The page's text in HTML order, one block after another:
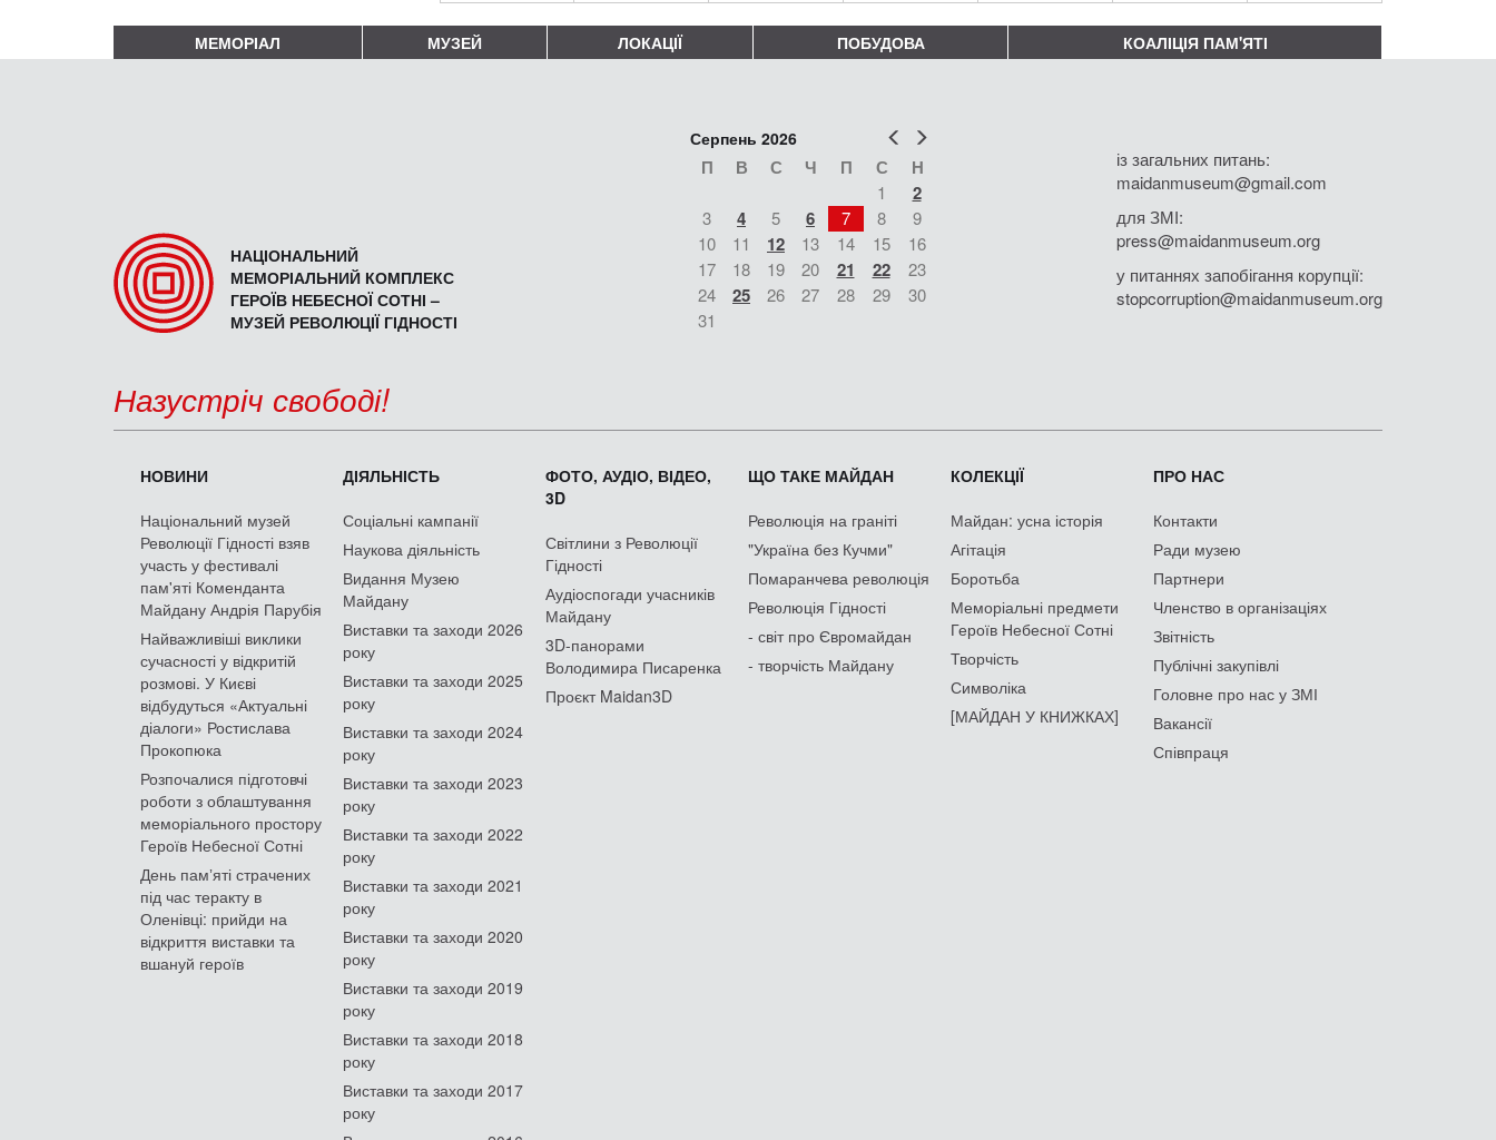
МЕМОРІАЛ МУЗЕЙ ЛОКАЦІЇ ПОБУДОВА КОАЛІЦІЯ ПАМ'ЯТІ
НАЦІОНАЛЬНИЙ
МЕМОРІАЛЬНИЙ КОМПЛЕКС
ГЕРОЇВ НЕБЕСНОЇ СОТНІ –
МУЗЕЙ РЕВОЛЮЦІЇ ГІДНОСТІ
Попер
Серпень 2026
П В С Ч П С Н
1 2
3 4 5 6 7 8
9
10
11 12 13 14 15
16
17
18 19 20 21 22
23
24
25 26 27 28 29
30
31
із загальних питань:
maidanmuseum@gmail.com
для ЗМІ:
press@maidanmuseum.org
у питаннях запобігання корупції:
stopcorruption@maidanmuseum.org
Назустріч свободі!
НОВИНИ
Національний музей
Революції Гідності взяв
участь у фестивалі
пам'яті Коменданта
Майдану Андрія Парубія
Найважливіші виклики
сучасності у відкритій
розмові. У Києві
відбудуться «Актуальні
діалоги» Ростислава
Прокопюка
Розпочалися підготовчі
роботи з облаштування
меморіального простору
Героїв Небесної Сотні
День памʼяті страчених
під час теракту в
Оленівці: прийди на
відкриття виставки та
вшануй героїв
ДІЯЛЬНІСТЬ
Соціальні кампанії
Наукова діяльність
Видання Музею
Майдану
Виставки та заходи 2026
року
Виставки та заходи 2025
року
Виставки та заходи 2024
року
Виставки та заходи 2023
року
Виставки та заходи 2022
року
Виставки та заходи 2021
року
Виставки та заходи 2020
року
Виставки та заходи 2019
року
Виставки та заходи 2018
року
Виставки та заходи 2017
року
ФОТО, АУДІО, ВІДЕО,
3D
Світлини з Революції
Гідності
Аудіоспогади учасників
Майдану
3D-панорами
Володимира Писаренка
Проєкт Maidan3D
ЩО ТАКЕ МАЙДАН
Революція на граніті
"Україна без Кучми"
Помаранчева революція
Революція Гідності
- світ про Євромайдан
- творчість Майдану
КОЛЕКЦІЇ
Майдан: усна історія
Агітація
Боротьба
Меморіальні предмети
Героїв Небесної Сотні
Творчість
Символіка
[МАЙДАН У КНИЖКАХ]
ПРО НАС
Контакти
Ради музею
Партнери
Членство в організаціях
Звітність
Публічні закупівлі
Головне про нас у ЗМІ
Вакансії
Співпраця